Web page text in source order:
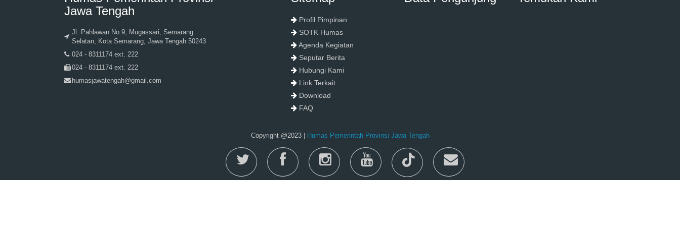
Jawa Tengah
Jl. Pahlawan No.9, Mugassari, Semarang
Selatan, Kota Semarang, Jawa Tengah 50243
024 - 8311174 ext. 222
024 - 8311174 ext. 222
humasjawatengah@gmail.com
Profil Pimpinan
SOTK Humas
Agenda Kegiatan
Seputar Berita
Hubungi Kami
Link Terkait
Download
FAQ
Copyright @2023 | Humas Pemerintah Provinsi Jawa Tengah